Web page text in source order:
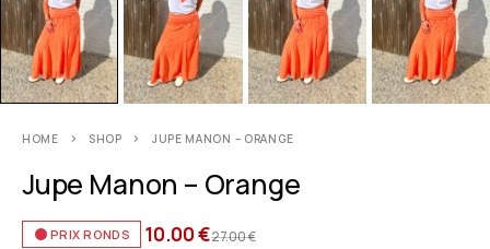
HOME SHOP JUPE MANON – ORANGE
Jupe Manon – Orange
PRIX RONDS 27.00€
10.00€